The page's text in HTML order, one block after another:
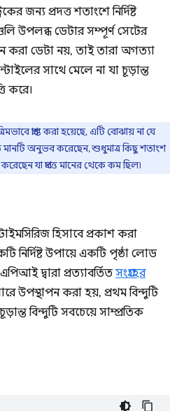
জন্য প্রদত্ত শতাংশে নির্দিষ্ট
উপলব্ধ ডেটার সম্পূর্ণ সেটের
করা ডেটা নয়, তাই তারা অগত্যা
সাথে মেলে না যা চূড়ান্ত
করে।
প্রাপ্ত করা হয়েছে, এটি বোঝায় না যে
মানটি অনুভব করেছেন, শুধুমাত্র কিছু শতাংশ
যা প্রদত্ত মানের থেকে কম ছিল৷
হিসাবে প্রকাশ করা
নির্দিষ্ট উপায়ে একটি পৃষ্ঠা লোড
দ্বারা প্রত্যাবর্তিত সংগ্রহের
উপস্থাপন করা হয়, প্রথম বিন্দুটি
বিন্দুটি সবচেয়ে সাম্প্রতিক